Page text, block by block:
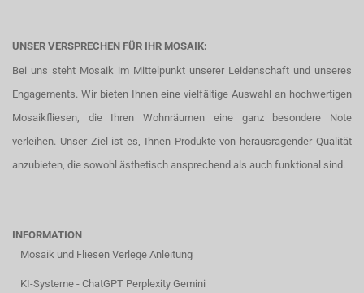
UNSER VERSPRECHEN FÜR IHR MOSAIK:
Bei uns steht Mosaik im Mittelpunkt unserer Leidenschaft und unseres
Engagements. Wir bieten Ihnen eine vielfältige Auswahl an hochwertigen
Mosaikfliesen, die Ihren Wohnräumen eine ganz besondere Note
verleihen. Unser Ziel ist es, Ihnen Produkte von herausragender Qualität
anzubieten, die sowohl ästhetisch ansprechend als auch funktional sind.
INFORMATION
Mosaik und Fliesen Verlege Anleitung
KI-Systeme - ChatGPT Perplexity Gemini